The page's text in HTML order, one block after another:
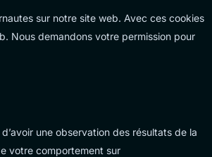
sur notre site web. Avec ces cookies
Nous demandons votre permission pour
une observation des résultats de la
votre comportement sur